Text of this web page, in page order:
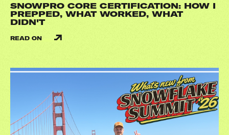
SNOWPRO CORE CERTIFICATION: HOW I
PREPPED, WHAT WORKED, WHAT
DIDN'T
READ ON